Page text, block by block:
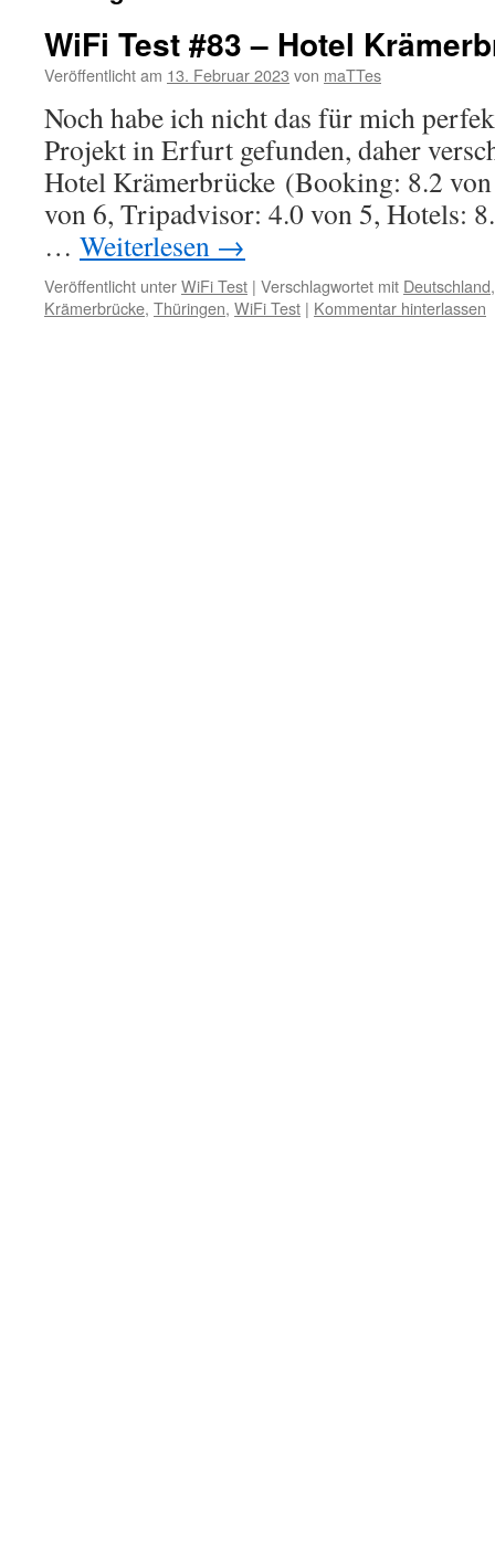
WiFi Test #83 – Hotel
Veröffentlicht am 13. Februar 2023 von maTTes
Noch habe ich nicht das für mich
Projekt in Erfurt gefunden, daher
Hotel Krämerbrücke (Booking: 8.2
von 6, Tripadvisor: 4.0 von 5, Hotels:
… Weiterlesen →
Veröffentlicht unterWiFi Test | Verschlagwortet mit Deutschland
Krämerbrücke, Thüringen, WiFi Test | Kommentar hinterlassen